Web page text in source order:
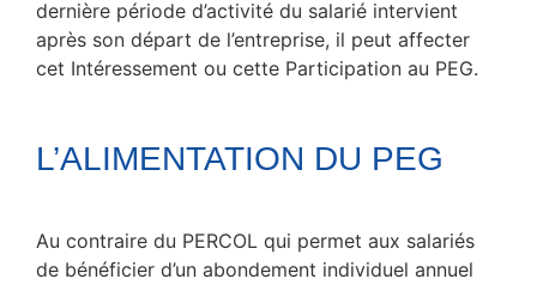
dernière période d’activité du salarié intervient
après son départ de l’entreprise, il peut affecter
cet Intéressement ou cette Participation au PEG.
L’ALIMENTATION DU PEG
Au contraire du PERCOL qui permet aux salariés
de bénéficier d’un abondement individuel annuel